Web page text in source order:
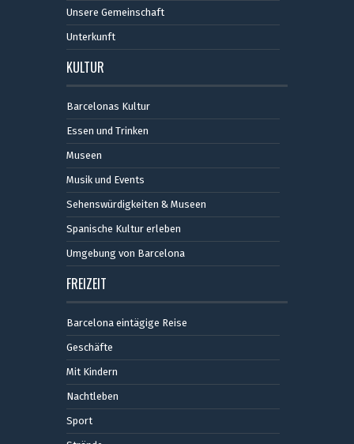
Unsere Gemeinschaft
Unterkunft
KULTUR
Barcelonas Kultur
Essen und Trinken
Museen
Musik und Events
Sehenswürdigkeiten & Museen
Spanische Kultur erleben
Umgebung von Barcelona
FREIZEIT
Barcelona eintägige Reise
Geschäfte
Mit Kindern
Nachtleben
Sport